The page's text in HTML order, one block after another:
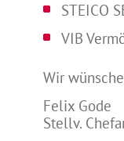
STEICO
VIB
Wir
Felix Gode
Stellv.